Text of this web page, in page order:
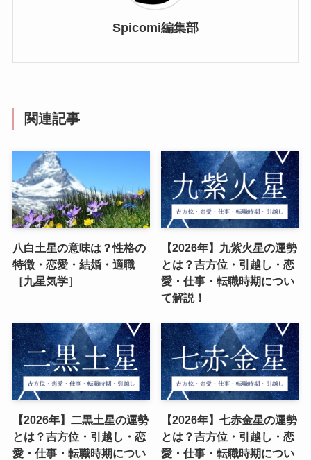
Spicomi編集部
関連記事
八白土星の意味は？性格の
特徴・恋愛・結婚・適職
［九星気学］
【2026年】九紫火星の運勢
とは？吉方位・引越し・恋
愛・仕事・転職時期につい
て解説！
【2026年】二黒土星の運勢
とは？吉方位・引越し・恋
愛・仕事・転職時期につい
【2026年】七赤金星の運勢
とは？吉方位・引越し・恋
愛・仕事・転職時期につい